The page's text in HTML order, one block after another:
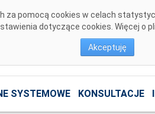
za pomocą cookies w celach
dotyczące cookies. Więcej o
Akceptuję
SYSTEMOWE KONSULTACJE